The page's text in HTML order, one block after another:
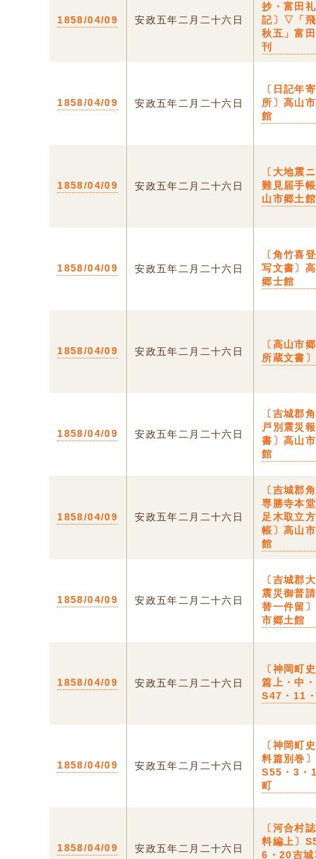
1858/04/09 安政五年二月二十六日
抄・富田
記〕▽「
秋五」富
刊
1858/04/09 安政五年二月二十六日
〔日記年
所〕高山
館
1858/04/09 安政五年二月二十六日
〔大地震
難見届手
山市郷土館
1858/04/09 安政五年二月二十六日
〔角竹喜
写文書〕
郷士館
1858/04/09 安政五年二月二十六日
〔高山市
所蔵文書〕
1858/04/09 安政五年二月二十六日
〔吉城郡
戸別震災
書〕高山
館
1858/04/09 安政五年二月二十六日
〔吉城郡
専勝寺本
足木取立
帳〕高山
館
1858/04/09 安政五年二月二十六日
〔吉城郡
震災御普
替一件留
市郷土館
1858/04/09 安政五年二月二十六日
〔神岡町
篇上・中
S47・11
1858/04/09 安政五年二月二十六日
〔神岡町
料篇別巻〕
S55・3・
町
1858/04/09 安政五年二月二十六日
〔河合村
料編上〕
6・20吉城